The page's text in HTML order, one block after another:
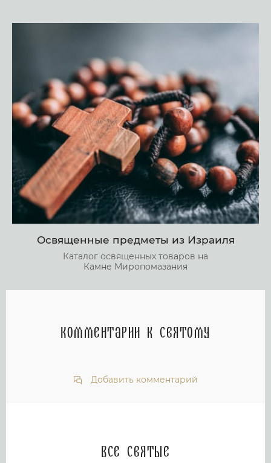
Освященные предметы из Израиля
Каталог освященных товаров на
Камне Миропомазания
Комментарии к святому
Добавить комментарий
Все святые